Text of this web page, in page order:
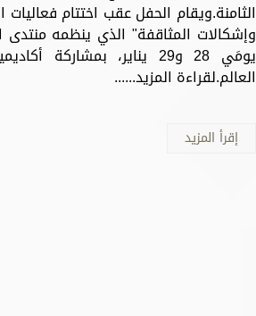
الثامنة.ويقام الحفل عقب اختتام
وإشكالات المثاقفة" الذي ينظمه منتدى
يومَي 28 و29 يناير،
العالم.لقراءة المزيد......
إقرأ المزيد